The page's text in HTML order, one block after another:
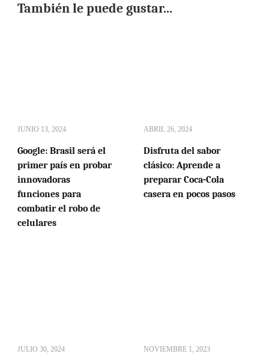
También le puede gustar...
JUNIO 13, 2024
Google: Brasil será el
primer país en probar
innovadoras
funciones para
combatir el robo de
celulares
ABRIL 26, 2024
Disfruta del sabor
clásico: Aprende a
preparar Coca-Cola
casera en pocos pasos
JULIO 30, 2024 NOVIEMBRE 1, 2023